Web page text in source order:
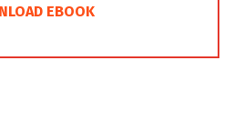
EBOOK